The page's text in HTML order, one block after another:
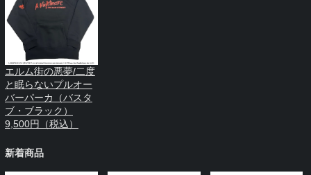
エルム街の悪夢/二度
と眠らないプルオー
バーパーカ（バスタ
ブ・ブラック）
9,500円（税込）
新着商品